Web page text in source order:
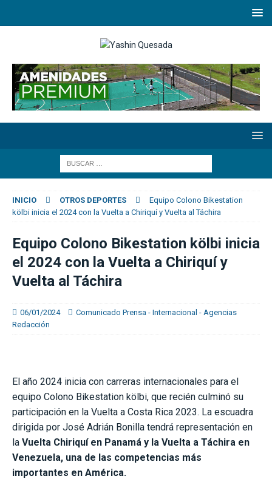
INICIO OTROS DEPORTES
Equipo Colono Bikestation
kölbi inicia el 2024 con la Vuelta a Chiriquí y Vuelta al Táchira
Equipo Colono Bikestation kölbi inicia
el 2024 con la Vuelta a Chiriquí y
Vuelta al Táchira
06/01/2024
Comunicado Prensa - Internacional - Agencias
Redacción
El año 2024 inicia con carreras internacionales para el
equipo Colono Bikestation kölbi, que recién culminó su
participación en la Vuelta a Costa Rica 2023. La escuadra
dirigida por José Adrián Bonilla tendrá representación en
la Vuelta Chiriquí en Panamá y la Vuelta a Táchira en
Venezuela, una de las competencias más
importantes en América.